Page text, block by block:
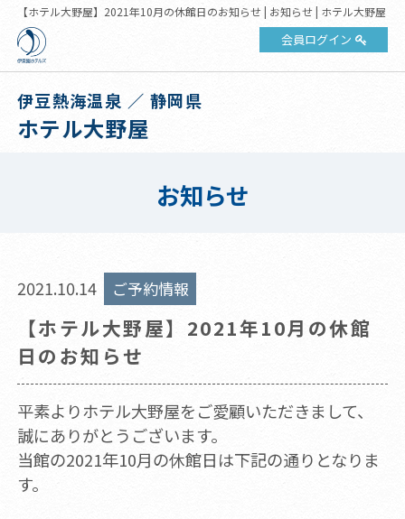
【ホテル大野屋】2021年10月の休館日のお知らせ | お知らせ | ホテル大野屋
会員ログイン
伊豆熱海温泉 ／ 静岡県
ホテル大野屋
お知らせ
2021.10.14 ご予約情報
【ホテル大野屋】2021年10月の休館
日のお知らせ
平素よりホテル大野屋をご愛顧いただきまして、
誠にありがとうございます。
当館の2021年10月の休館日は下記の通りとなりま
す。